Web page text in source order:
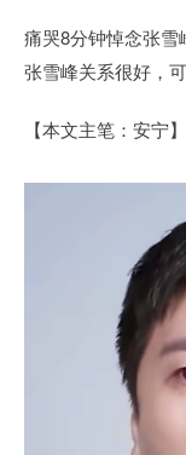
痛哭8分钟悼念张
张雪峰关系很好，
【本文主笔：安宁】